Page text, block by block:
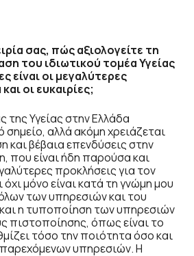
σας, πώς αξιολογείτε τη
του ιδιωτικού τομέα Υγείας
είναι οι μεγαλύτερες
οι ευκαιρίες;
της Υγείας στην Ελλάδα
σημείο, αλλά ακόμη χρειάζεται
και βέβαια επενδύσεις στην
που είναι ήδη παρούσα και
προκλήσεις για τον
όχι μόνο είναι κατά τη γνώμη μου
των υπηρεσιών και του
η τυποποίηση των υπηρεσιών
πιστοποίησης, όπως είναι το
τόσο την ποιότητα όσο και
υπηρεσιών. Η